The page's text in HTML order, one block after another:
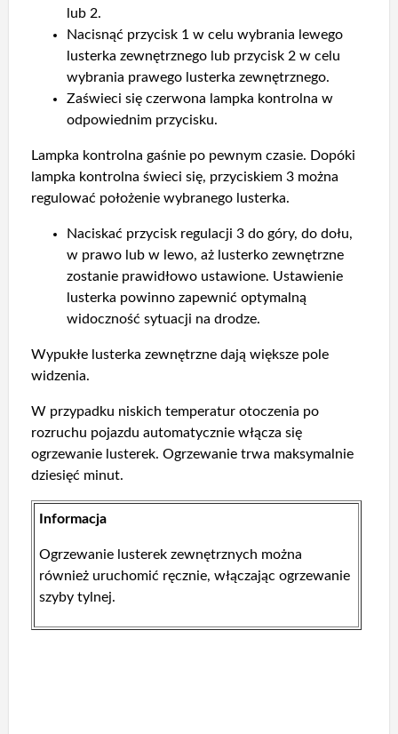
lub 2.
Nacisnąć przycisk 1 w celu wybrania lewego
lusterka zewnętrznego lub przycisk 2 w celu
wybrania prawego lusterka zewnętrznego.
Zaświeci się czerwona lampka kontrolna w
odpowiednim przycisku.
Lampka kontrolna gaśnie po pewnym czasie. Dopóki
lampka kontrolna świeci się, przyciskiem 3 można
regulować położenie wybranego lusterka.
Naciskać przycisk regulacji 3 do góry, do dołu,
w prawo lub w lewo, aż lusterko zewnętrzne
zostanie prawidłowo ustawione. Ustawienie
lusterka powinno zapewnić optymalną
widoczność sytuacji na drodze.
Wypukłe lusterka zewnętrzne dają większe pole
widzenia.
W przypadku niskich temperatur otoczenia po
rozruchu pojazdu automatycznie włącza się
ogrzewanie lusterek. Ogrzewanie trwa maksymalnie
dziesięć minut.
Informacja
Ogrzewanie lusterek zewnętrznych można
również uruchomić ręcznie, włączając ogrzewanie
szyby tylnej.